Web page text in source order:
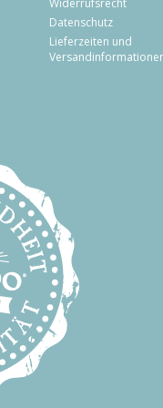
Datenschutz
Lieferzeiten und